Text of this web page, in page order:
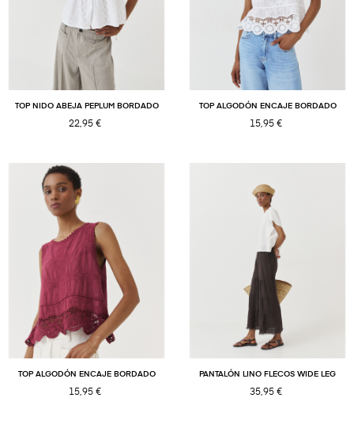
TOP NIDO ABEJA PEPLUM BORDADO
22,95 €
TOP ALGODÓN ENCAJE BORDADO
15,95 €
TOP ALGODÓN ENCAJE BORDADO
15,95 €
PANTALÓN LINO FLECOS WIDE LEG
35,95 €